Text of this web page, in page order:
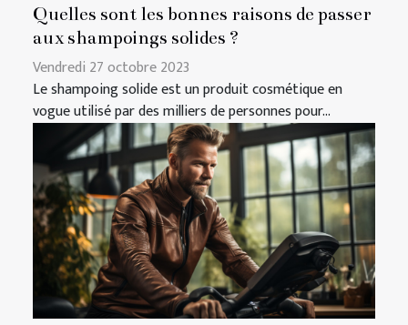
Quelles sont les bonnes raisons de passer
aux shampoings solides ?
Vendredi 27 octobre 2023
Le shampoing solide est un produit cosmétique en
vogue utilisé par des milliers de personnes pour...